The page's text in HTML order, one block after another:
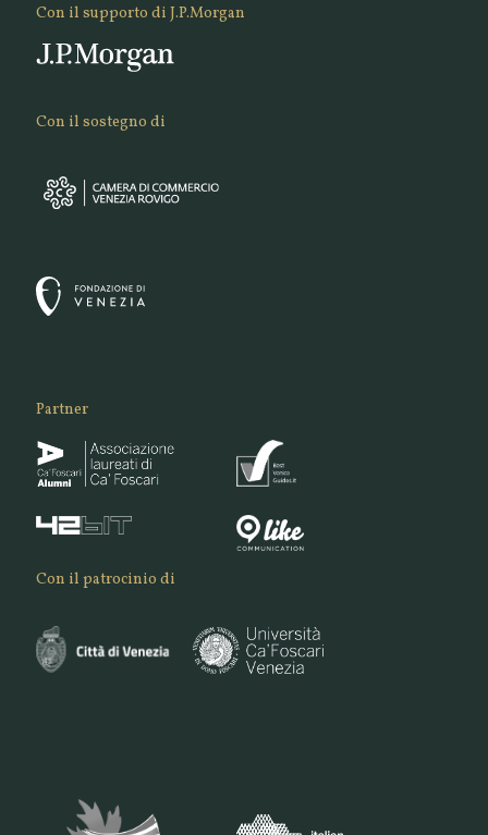
Con il supporto di J.P.Morgan
Con il sostegno di
Partner
Con il patrocinio di